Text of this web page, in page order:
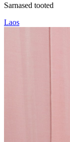
Sarnased tooted
Laos